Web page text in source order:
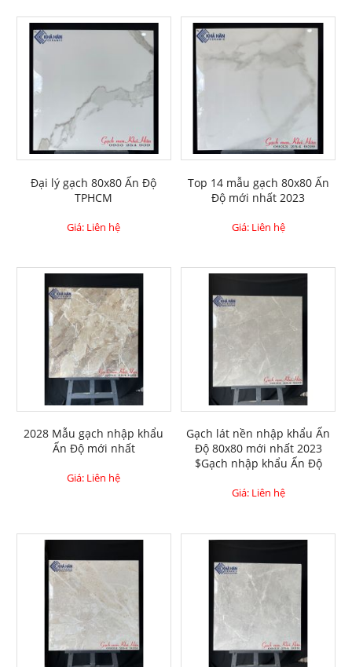
Đại lý gạch 80x80 Ấn Độ
TPHCM
Giá: Liên hệ
Top 14 mẫu gạch 80x80 Ấn
Độ mới nhất 2023
Giá: Liên hệ
2028 Mẫu gạch nhập khẩu
Ấn Độ mới nhất
Giá: Liên hệ
Gạch lát nền nhập khẩu Ấn
Độ 80x80 mới nhất 2023
$Gạch nhập khẩu Ấn Độ
Giá: Liên hệ